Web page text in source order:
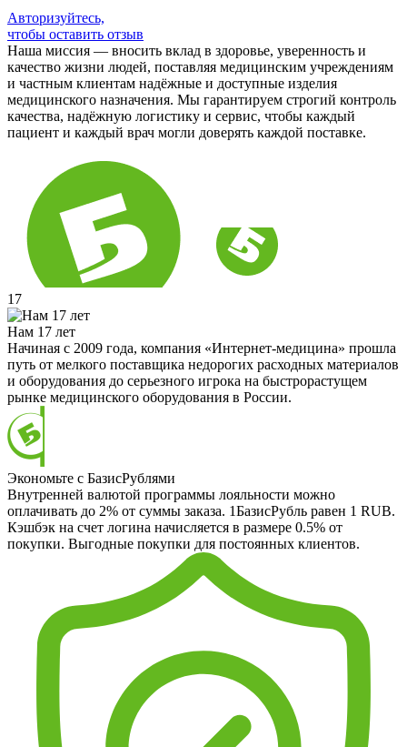
Авторизуйтесь,
чтобы оставить отзыв
Наша миссия — вносить вклад в здоровье, уверенность и
качество жизни людей, поставляя медицинским учреждениям
и частным клиентам надёжные и доступные изделия
медицинского назначения. Мы гарантируем строгий контроль
качества, надёжную логистику и сервис, чтобы каждый
пациент и каждый врач могли доверять каждой поставке.
17
Нам 17 лет
Начиная с 2009 года, компания «Интернет-медицина» прошла
путь от мелкого поставщика недорогих расходных материалов
и оборудования до серьезного игрока на быстрорастущем
рынке медицинского оборудования в России.
Экономьте с БазисРублями
Внутренней валютой программы лояльности можно
оплачивать до 2% от суммы заказа. 1БазисРубль равен 1 RUB.
Кэшбэк на счет логина начисляется в размере 0.5% от
покупки. Выгодные покупки для постоянных клиентов.